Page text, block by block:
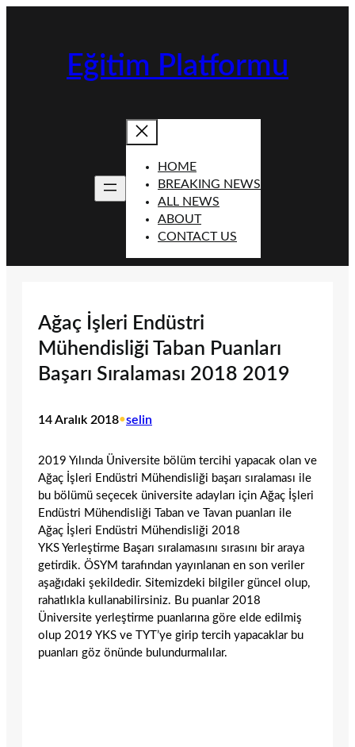
Eğitim Platformu
HOME
BREAKING NEWS
ALL NEWS
ABOUT
CONTACT US
Ağaç İşleri Endüstri
Mühendisliği Taban Puanları
Başarı Sıralaması 2018 2019
14 Aralık 2018•selin
2019 Yılında Üniversite bölüm tercihi yapacak olan ve
Ağaç İşleri Endüstri Mühendisliği başarı sıralaması ile
bu bölümü seçecek üniversite adayları için Ağaç İşleri
Endüstri Mühendisliği Taban ve Tavan puanları ile
Ağaç İşleri Endüstri Mühendisliği 2018
YKS Yerleştirme Başarı sıralamasını sırasını bir araya
getirdik. ÖSYM tarafından yayınlanan en son veriler
aşağıdaki şekildedir. Sitemizdeki bilgiler güncel olup,
rahatlıkla kullanabilirsiniz. Bu puanlar 2018
Üniversite yerleştirme puanlarına göre elde edilmiş
olup 2019 YKS ve TYT’ye girip tercih yapacaklar bu
puanları göz önünde bulundurmalılar.